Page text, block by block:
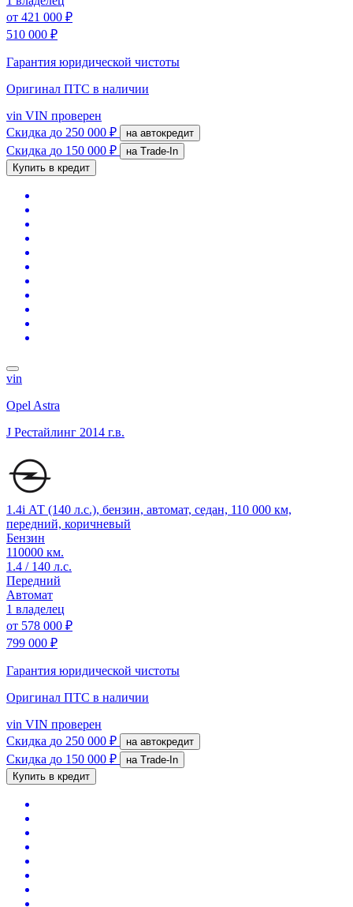
от 421 000 ₽
510 000 ₽
Гарантия юридической чистоты
Оригинал ПТС в наличии
vin VIN проверен
Скидка до 250 000 ₽ на автокредит
Скидка до 150 000 ₽
на Trade-In
Купить в кредит
vin
Opel Astra
J Рестайлинг 2014 г.в.
1.4i АТ (140 л.с.), бензин, автомат, седан, 110 000 км,
передний, коричневый
Бензин
110000 км.
1.4 / 140 л.с.
Передний
Автомат
1 владелец
от 578 000 ₽
799 000 ₽
Гарантия юридической чистоты
Оригинал ПТС в наличии
vin VIN проверен
Скидка до 250 000 ₽ на автокредит
Скидка до 150 000 ₽
на Trade-In
Купить в кредит